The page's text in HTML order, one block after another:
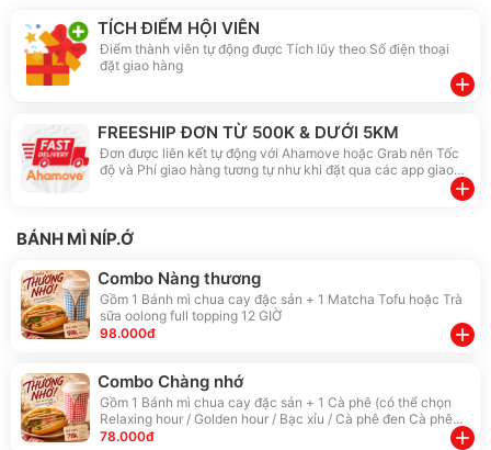
TÍCH ĐIỂM HỘI VIÊN
Điểm thành viên tự động được Tích lũy theo Số điện thoại
đặt giao hàng
add
FREESHIP ĐƠN TỪ 500K & DƯỚI 5KM
Đơn được liên kết tự động với Ahamove hoặc Grab nên Tốc
độ và Phí giao hàng tương tự như khi đặt qua các app giao
add
BÁNH MÌ NÍP.Ớ
Combo Nàng thương
Gồm 1 Bánh mì chua cay đặc sản + 1 Matcha Tofu hoặc Trà
sữa oolong full topping 12 GIỜ
98.000đ
add
Combo Chàng nhớ
Gồm 1 Bánh mì chua cay đặc sản + 1 Cà phê (có thể chọn
Relaxing hour / Golden hour / Bạc xỉu / Cà phê đen Cà phê
Bailey)
78.000đ add